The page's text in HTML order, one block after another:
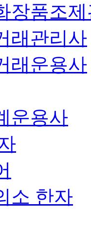
장품조
래관리사
래운용사
운용사
소 한자